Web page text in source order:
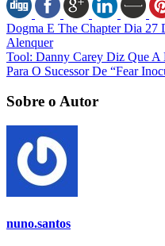
Dogma E The Chapter Dia 27
Alenquer
Tool: Danny Carey Diz Que A
Para O Sucessor De “Fear
Sobre o Autor
nuno.santos